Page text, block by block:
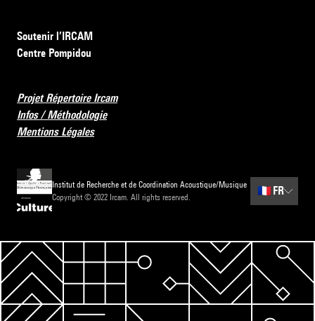
Soutenir l’IRCAM
Centre Pompidou
Projet Répertoire Ircam
Infos / Méthodologie
Mentions Légales
Institut de Recherche et de Coordination Acoustique/Musique
Copyright © 2022 Ircam. All rights reserved.
🇫🇷 FR